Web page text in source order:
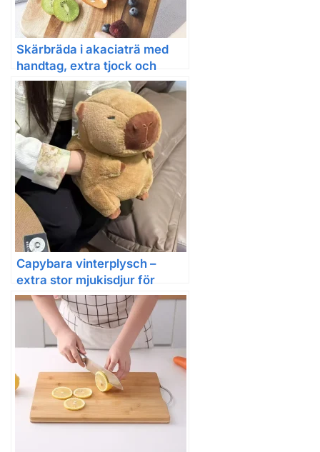
Skärbräda i akaciaträ med
handtag, extra tjock och
dubbelsidig
Capybara vinterplysch –
extra stor mjukisdjur för
hemmet